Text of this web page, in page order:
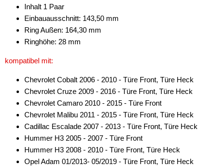
Inhalt 1 Paar
Einbauausschnitt: 143,50 mm
Ring Außen: 164,30 mm
Ringhöhe: 28 mm
kompatibel mit:
Chevrolet Cobalt 2006 - 2010 - Türe Front, Türe Heck
Chevrolet Cruze 2009 - 2016 - Türe Front, Türe Heck
Chevrolet Camaro 2010 - 2015 - Türe Front
Chevrolet Malibu 2011 - 2015 - Türe Front, Türe Heck
Cadillac Escalade 2007 - 2013 - Türe Front, Türe Heck
Hummer H3 2005 - 2007 - Türe Front
Hummer H3 2008 - 2010 - Türe Front, Türe Heck
Opel Adam 01/2013- 05/2019 - Türe Front, Türe Heck